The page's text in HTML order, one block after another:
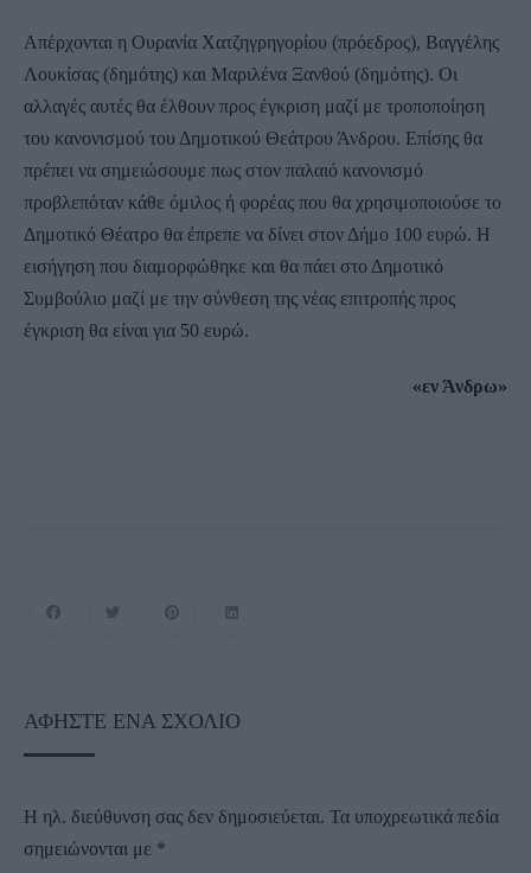
Απέρχονται η Ουρανία Χατζηγρηγορίου (πρόεδρος), Βαγγέλης
Λουκίσας (δημότης) και Μαριλένα Ξανθού (δημότης). Οι
αλλαγές αυτές θα έλθουν προς έγκριση μαζί με τροποποίηση
του κανονισμού του Δημοτικού Θεάτρου Άνδρου. Επίσης θα
πρέπει να σημειώσουμε πως στον παλαιό κανονισμό
προβλεπόταν κάθε όμιλος ή φορέας που θα χρησιμοποιούσε το
Δημοτικό Θέατρο θα έπρεπε να δίνει στον Δήμο 100 ευρώ. Η
εισήγηση που διαμορφώθηκε και θα πάει στο Δημοτικό
Συμβούλιο μαζί με την σύνθεση της νέας επιτροπής προς
έγκριση θα είναι για 50 ευρώ.
«εν Άνδρω»
ΑΦΉΣΤΕ ΈΝΑ ΣΧΌΛΙΟ
Η ηλ. διεύθυνση σας δεν δημοσιεύεται. Τα υποχρεωτικά πεδία
σημειώνονται με *